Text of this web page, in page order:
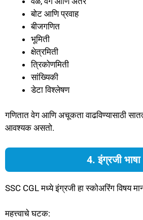
बोट आणि प्रवाह
बीजगणित
भूमिती
क्षेत्रमिती
त्रिकोणमिती
सांख्यिकी
डेटा विश्लेषण
गणितात वेग आणि अचूकता वाढविण्यासाठी
आवश्यक असतो.
4. इंग्रजी भाषा
SSC CGL मध्ये इंग्रजी हा स्कोअरिंग विषय
महत्त्वाचे घटक: